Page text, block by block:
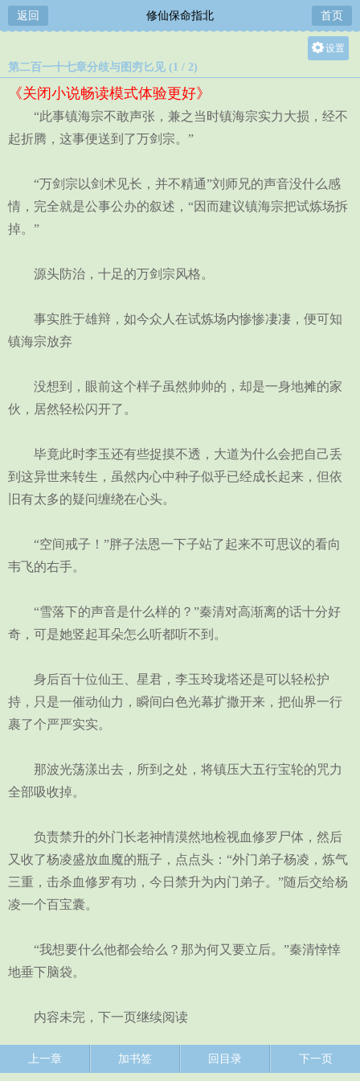
返回 修仙保命指北 首页
设置
中
第二百一十七章分歧与图穷匕见 (1 / 2)
《关闭小说畅读模式体验更好》
“此事镇海宗不敢声张，兼之当时镇海宗实力大损，经不
起折腾，这事便送到了万剑宗。”
“万剑宗以剑术见长，并不精通”刘师兄的声音没什么感
情，完全就是公事公办的叙述，“因而建议镇海宗把试炼场拆
掉。”
源头防治，十足的万剑宗风格。
事实胜于雄辩，如今众人在试炼场内惨惨凄凄，便可知
镇海宗放弃
没想到，眼前这个样子虽然帅帅的，却是一身地摊的家
伙，居然轻松闪开了。
毕竟此时李玉还有些捉摸不透，大道为什么会把自己丢
到这异世来转生，虽然内心中种子似乎已经成长起来，但依
旧有太多的疑问缠绕在心头。
“空间戒子！”胖子法恩一下子站了起来不可思议的看向
韦飞的右手。
“雪落下的声音是什么样的？”秦清对高渐离的话十分好
奇，可是她竖起耳朵怎么听都听不到。
身后百十位仙王、星君，李玉玲珑塔还是可以轻松护
持，只是一催动仙力，瞬间白色光幕扩撒开来，把仙界一行
裹了个严严实实。
那波光荡漾出去，所到之处，将镇压大五行宝轮的咒力
全部吸收掉。
负责禁升的外门长老神情漠然地检视血修罗尸体，然后
又收了杨凌盛放血魔的瓶子，点点头：“外门弟子杨凌，炼气
三重，击杀血修罗有功，今日禁升为内门弟子。”随后交给杨
凌一个百宝囊。
“我想要什么他都会给么？那为何又要立后。”秦清悻悻
地垂下脑袋。
内容未完，下一页继续阅读
上一章 加书签 回目录 下一页